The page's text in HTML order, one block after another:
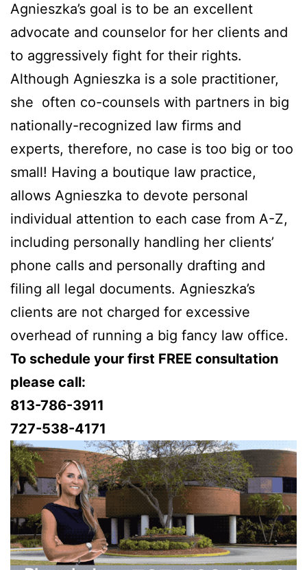
Agnieszka’s goal is to be an excellent
advocate and counselor for her clients and
to aggressively fight for their rights.
Although Agnieszka is a sole practitioner,
she often co-counsels with partners in big
nationally-recognized law firms and
experts, therefore, no case is too big or too
small! Having a boutique law practice,
allows Agnieszka to devote personal
individual attention to each case from A-Z,
including personally handling her clients’
phone calls and personally drafting and
filing all legal documents. Agnieszka’s
clients are not charged for excessive
overhead of running a big fancy law office.
To schedule your first FREE consultation
please call:
813-786-3911
727-538-4171